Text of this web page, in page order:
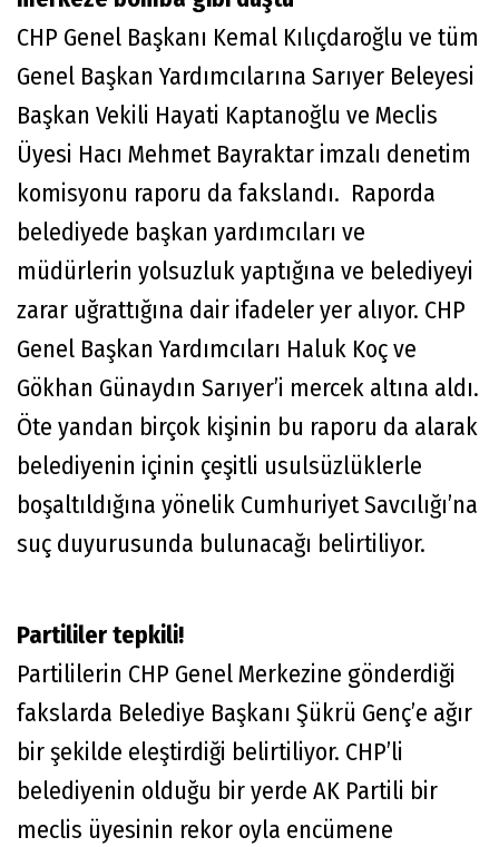
CHP Genel Başkanı Kemal Kılıçdaroğlu ve tüm
Genel Başkan Yardımcılarına Sarıyer Beleyesi
Başkan Vekili Hayati Kaptanoğlu ve Meclis
Üyesi Hacı Mehmet Bayraktar imzalı denetim
komisyonu raporu da fakslandı. Raporda
belediyede başkan yardımcıları ve
müdürlerin yolsuzluk yaptığına ve belediyeyi
zarar uğrattığına dair ifadeler yer alıyor. CHP
Genel Başkan Yardımcıları Haluk Koç ve
Gökhan Günaydın Sarıyer’i mercek altına aldı.
Öte yandan birçok kişinin bu raporu da alarak
belediyenin içinin çeşitli usulsüzlüklerle
boşaltıldığına yönelik Cumhuriyet Savcılığı’na
suç duyurusunda bulunacağı belirtiliyor.
Partililer tepkili!
Partililerin CHP Genel Merkezine gönderdiği
fakslarda Belediye Başkanı Şükrü Genç’e ağır
bir şekilde eleştirdiği belirtiliyor. CHP’li
belediyenin olduğu bir yerde AK Partili bir
meclis üyesinin rekor oyla encümene